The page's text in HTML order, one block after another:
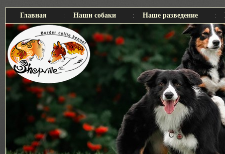
Главная Наши собаки Наше разведение